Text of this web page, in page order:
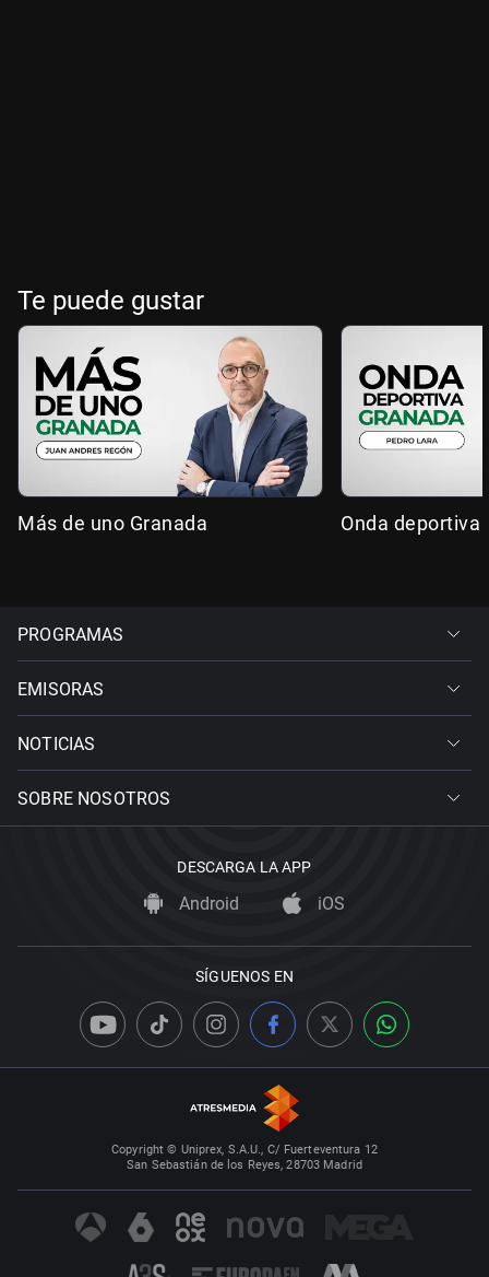
Te puede gustar
Más de uno Granada Onda deportiva
PROGRAMAS
EMISORAS
NOTICIAS
SOBRE NOSOTROS
DESCARGA LA APP
Android iOS
SÍGUENOS EN
Copyright © Uniprex, S.A.U., C/ Fuerteventura 12
San Sebastián de los Reyes, 28703 Madrid